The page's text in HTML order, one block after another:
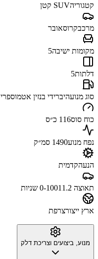
קטגוריהSUV קטן
מרכבקרוסאובר
מקומות ישיבה5
דלתות5
סוג מנועהיברידי בנזין אטמוספרי
כוח סוס116 כ״ס
נפח מנוע1490 סמ״ק
הנעהקדמית
תאוצה 0-100 11.2 שניות
ארץ ייצורצרפת
מנוע, ביצועים וצריכת דלק